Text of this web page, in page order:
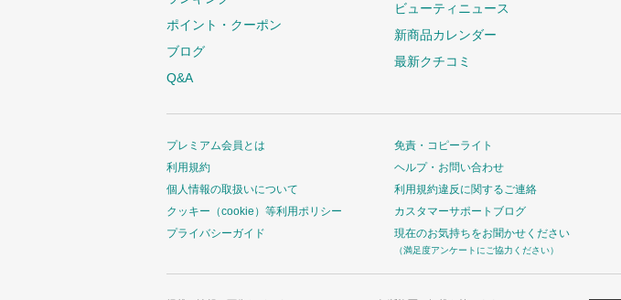
ポイント・クーポン
ブログ
Q&A
ビューティニュース
新商品カレンダー
最新クチコミ
プレミアム会員とは
利用規約
個人情報の取扱いについて
クッキー（cookie）等利用ポリシー
プライバシーガイド
免責・コピーライト
ヘルプ・お問い合わせ
利用規約違反に関するご連絡
カスタマーサポートブログ
現在のお気持ちをお聞かせください
（満足度アンケートにご協力ください）